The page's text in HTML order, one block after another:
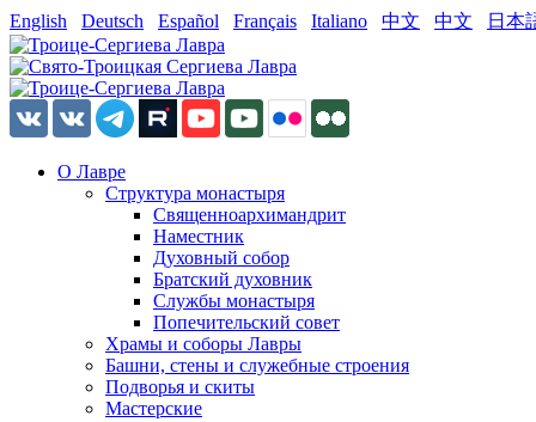
English Deutsch Español Français Italiano 中文 中文 日本
О Лавре
Структура монастыря
Священноархимандрит
Наместник
Духовный собор
Братский духовник
Службы монастыря
Попечительский совет
Храмы и соборы Лавры
Башни, стены и служебные строения
Подворья и скиты
Мастерские